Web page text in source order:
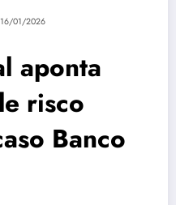
16/01/2026
aponta
risco
Banco